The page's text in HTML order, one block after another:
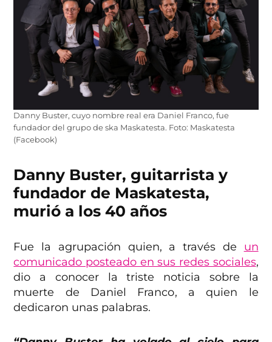
Danny Buster, cuyo nombre real era Daniel Franco, fue
fundador del grupo de ska Maskatesta. Foto: Maskatesta
(Facebook)
Danny Buster, guitarrista y
fundador de Maskatesta,
murió a los 40 años
Fue la agrupación quien, a través de un
comunicado posteado en sus redes sociales,
dio a conocer la triste noticia sobre la
muerte de Daniel Franco, a quien le
dedicaron unas palabras.